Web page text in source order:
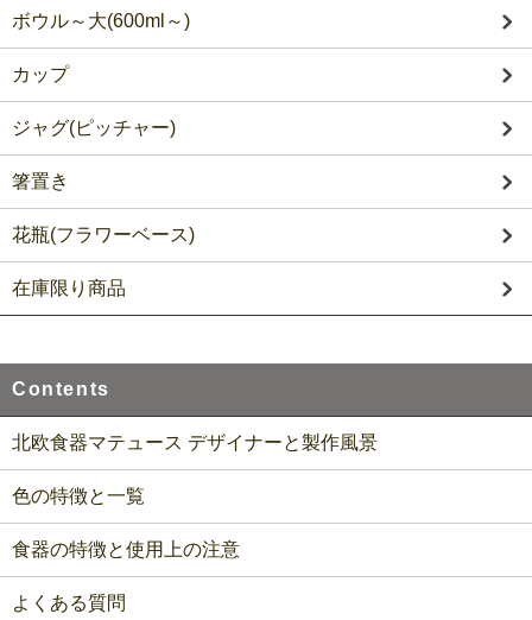
ボウル～大(600ml～)
カップ
ジャグ(ピッチャー)
箸置き
花瓶(フラワーベース)
在庫限り商品
Contents
北欧食器マテュース デザイナーと製作風景
色の特徴と一覧
食器の特徴と使用上の注意
よくある質問